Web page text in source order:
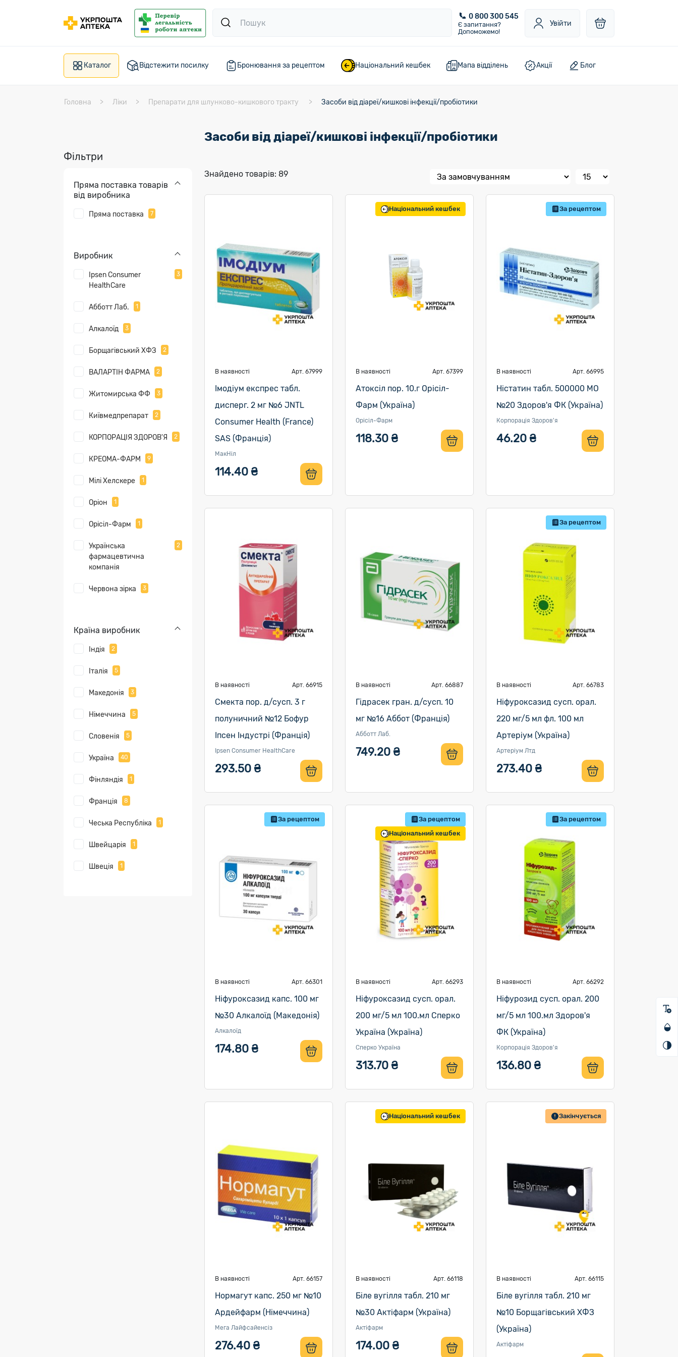
0 800 300 545
Є запитання?
Допоможемо!
Увійти
Каталог Відстежити посилку Бронювання за рецептом Національний кешбек Мапа відділень Акції Блог
Головна Ліки Препарати для шлунково-кишкового тракту Засоби від діареї/кишкові інфекції/пробіотики
Фільтри
Пряма поставка товарів
від виробника
Пряма поставка 7
Виробник
Ipsen Consumer
HealthCare
3
Абботт Лаб. 1
Алкалоїд 3
Борщагівський ХФЗ 2
ВАЛАРТІН ФАРМА 2
Житомирська ФФ 3
Київмедпрепарат 2
КОРПОРАЦІЯ ЗДОРОВ'Я 2
КРЕОМА-ФАРМ 9
Мілі Хелскере 1
Оріон 1
Орісіл-Фарм 1
Українська
фармацевтична
компанія
2
Червона зірка 3
Країна виробник
Індія 2
Італія 5
Македонія 3
Німеччина 5
Словенія 5
Україна 40
Фінляндія 1
Франція 8
Чеська Республіка 1
Швейцарія 1
Швеція 1
Засоби від діареї/кишкові інфекції/пробіотики
Знайдено товарів: 89
В наявності Арт. 67999
Імодіум експрес табл.
дисперг. 2 мг №6 JNTL
Consumer Health (France)
SAS (Франція)
МакНіл
114.40 ₴
Національний кешбек
В наявності Арт. 67399
Атоксіл пор. 10.г Орісіл-
Фарм (Україна)
Орісіл-Фарм
118.30 ₴
За рецептом
В наявності Арт. 66995
Ністатин табл. 500000 МО
№20 Здоров'я ФК (Україна)
Корпорація Здоров'я
46.20 ₴
В наявності Арт. 66915
Смекта пор. д/сусп. 3 г
полуничний №12 Бофур
Іпсен Індустрі (Франція)
Ipsen Consumer HealthCare
293.50 ₴
В наявності Арт. 66887
Гідрасек гран. д/сусп. 10
мг №16 Аббот (Франція)
Абботт Лаб.
749.20 ₴
За рецептом
В наявності Арт. 66783
Ніфуроксазид сусп. орал.
220 мг/5 мл фл. 100 мл
Артеріум (Україна)
Артеріум Лтд
273.40 ₴
За рецептом
В наявності Арт. 66301
Ніфуроксазид капс. 100 мг
№30 Алкалоїд (Македонія)
Алкалоїд
174.80 ₴
За рецептом
Національний кешбек
В наявності Арт. 66293
Ніфуроксазид сусп. орал.
200 мг/5 мл 100.мл Сперко
Україна (Україна)
Сперко Україна
313.70 ₴
За рецептом
В наявності Арт. 66292
Ніфурозид сусп. орал. 200
мг/5 мл 100.мл Здоров'я
ФК (Україна)
Корпорація Здоров'я
136.80 ₴
В наявності Арт. 66157
Нормагут капс. 250 мг №10
Ардейфарм (Німеччина)
Мега Лайфсайенсіз
276.40 ₴
Національний кешбек
В наявності Арт. 66118
Біле вугілля табл. 210 мг
№30 Актіфарм (Україна)
Актіфарм
174.00 ₴
Закінчується
В наявності Арт. 66115
Біле вугілля табл. 210 мг
№10 Борщагівський ХФЗ
(Україна)
Актіфарм